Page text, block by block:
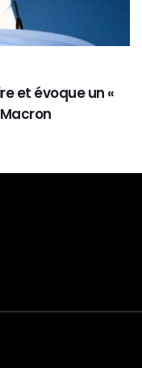
et évoque un «